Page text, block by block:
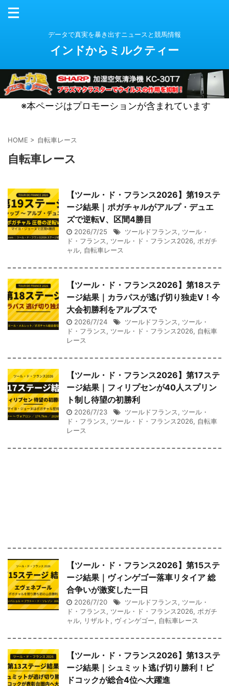
データで真実を暴き出すニュースと競馬情報
インドからミルクティー
※本ページはプロモーションが含まれています
HOME > 自転車レース
自転車レース
【ツール・ド・フランス2026】第19ステ
ージ結果｜ポガチャルがアルプ・デュエ
ズで逆転V、区間4勝目
2026/7/25 ツールドフランス, ツール・
ド・フランス, ツール・ド・フランス2026, ポガチ
ャル, 自転車レース
【ツール・ド・フランス2026】第18ステ
ージ結果｜カラパスが逃げ切り独走V！今
大会初勝利をアルプスで
2026/7/24 ツールドフランス, ツール・
ド・フランス, ツール・ド・フランス2026, 自転車
レース
【ツール・ド・フランス2026】第17ステ
ージ結果｜フィリプセンが40人スプリン
ト制し待望の初勝利
2026/7/23 ツールドフランス, ツール・
ド・フランス, ツール・ド・フランス2026, 自転車
レース
【ツール・ド・フランス2026】第15ステ
ージ結果｜ヴィンゲゴー落車リタイア 総
合争いが激変した一日
2026/7/20 ツールドフランス, ツール・
ド・フランス, ツール・ド・フランス2026, ポガチ
ャル, リザルト , ヴィンゲゴー, 自転車レース
【ツール・ド・フランス2026】第13ステ
ージ結果｜シュミット逃げ切り勝利！ピ
ドコックが総合4位へ大躍進